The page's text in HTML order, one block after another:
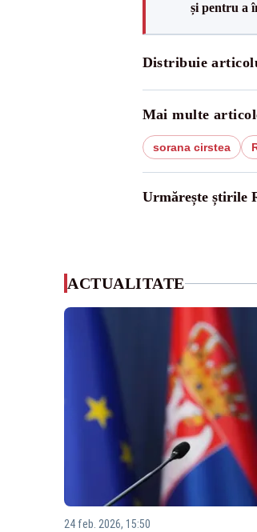
și pentru a
Distribuie
Mai multe
sorana cirstea
Urmărește știrile
ACTUALITATE
24 feb. 2026, 15:50